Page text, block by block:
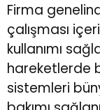
Firma
çalışması
kullanımı
hareketlerde
sistemleri